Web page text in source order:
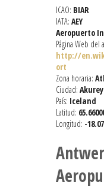
ICAO: BIAR
IATA: AEY
Aeropuerto
Página Web del
http://
ort
Zona horaria:
Ciudad:
País: Iceland
Latitud:
Longitud: -